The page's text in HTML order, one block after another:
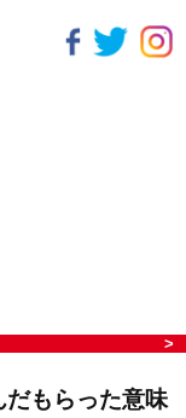
だもらった意味